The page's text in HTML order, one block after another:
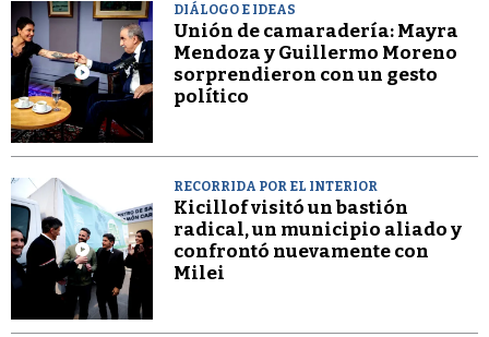
DIÁLOGO E IDEAS
Unión de camaradería: Mayra
Mendoza y Guillermo Moreno
sorprendieron con un gesto
político
RECORRIDA POR EL INTERIOR
Kicillof visitó un bastión
radical, un municipio aliado y
confrontó nuevamente con
Milei